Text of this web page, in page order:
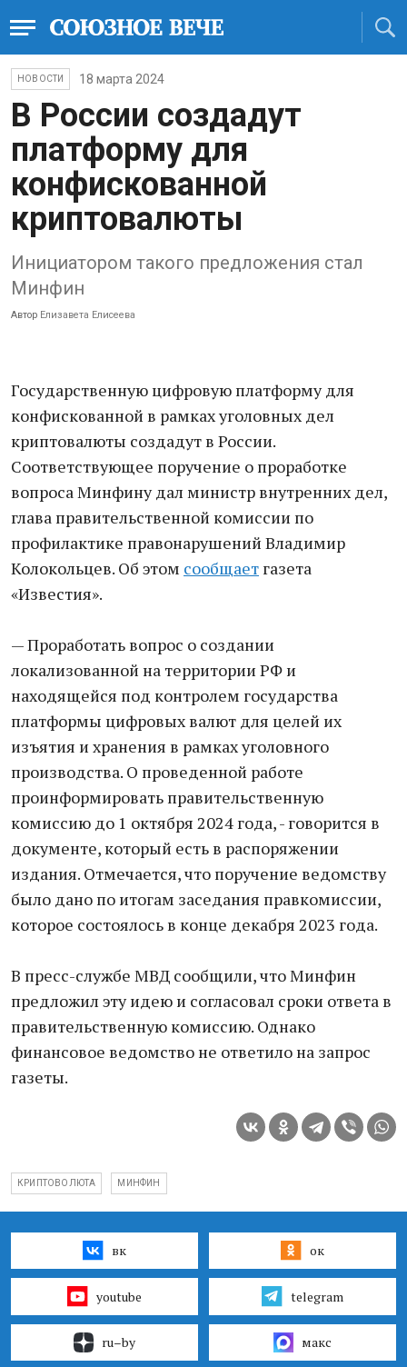
НОВОСТИ 18 марта 2024
В России создадут
платформу для
конфискованной
криптовалюты
Инициатором такого предложения стал
Минфин
Автор Елизавета Елисеева
Государственную цифровую платформу для
конфискованной в рамках уголовных дел
криптовалюты создадут в России.
Соответствующее поручение о проработке
вопроса Минфину дал министр внутренних дел,
глава правительственной комиссии по
профилактике правонарушений Владимир
Колокольцев. Об этом сообщает газета
«Известия».
— Проработать вопрос о создании
локализованной на территории РФ и
находящейся под контролем государства
платформы цифровых валют для целей их
изъятия и хранения в рамках уголовного
производства. О проведенной работе
проинформировать правительственную
комиссию до 1 октября 2024 года, - говорится в
документе, который есть в распоряжении
издания. Отмечается, что поручение ведомству
было дано по итогам заседания правкомиссии,
которое состоялось в конце декабря 2023 года.
В пресс-службе МВД сообщили, что Минфин
предложил эту идею и согласовал сроки ответа в
правительственную комиссию. Однако
финансовое ведомство не ответило на запрос
газеты.
КРИПТОВОЛЮТА МИНФИН
вк ок
youtube telegram
ru–by макс